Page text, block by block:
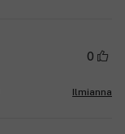
0
Ilmianna